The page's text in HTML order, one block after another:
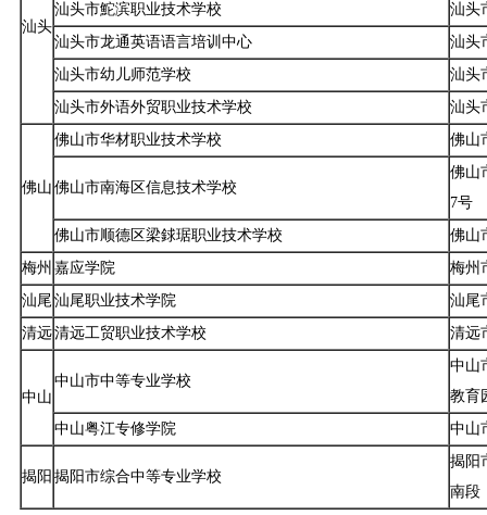
汕头
汕头市鮀滨职业技术学校
汕头
汕头市龙通英语语言培训中心
汕头
汕头市幼儿师范学校
汕头
汕头市外语外贸职业技术学校
汕头
佛山
佛山市华材职业技术学校 佛山
佛山市南海区信息技术学校
佛山
7号
佛山市顺德区梁銶琚职业技术学校
佛山
梅州 嘉应学院
梅州
汕尾汕尾职业技术学院
汕尾
清远清远工贸职业技术学校 清远
中山
中山市中等专业学校
中山
教育
中山粤江专修学院
中山
揭阳 揭阳市综合中等专业学校
揭阳
南段